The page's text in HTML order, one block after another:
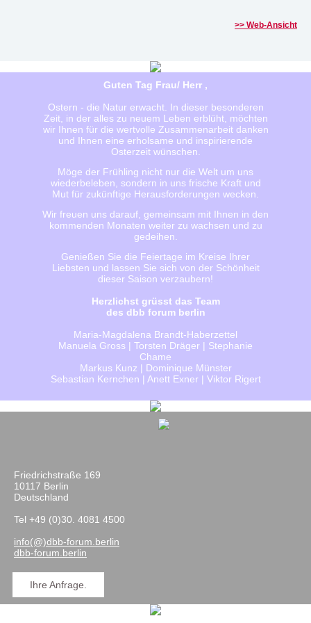
>> Web-Ansicht
Guten Tag Frau/ Herr ,
Ostern - die Natur erwacht. In dieser besonderen
Zeit, in der alles zu neuem Leben erblüht, möchten
wir Ihnen für die wertvolle Zusammenarbeit danken
und Ihnen eine erholsame und inspirierende
Osterzeit wünschen.
Möge der Frühling nicht nur die Welt um uns
wiederbeleben, sondern in uns frische Kraft und
Mut für zukünftige Herausforderungen wecken.
Wir freuen uns darauf, gemeinsam mit Ihnen in den
kommenden Monaten weiter zu wachsen und zu
gedeihen.
Genießen Sie die Feiertage im Kreise Ihrer
Liebsten und lassen Sie sich von der Schönheit
dieser Saison verzaubern!
Herzlichst grüsst das Team
des dbb forum berlin
Maria-Magdalena Brandt-Haberzettel
Manuela Gross | Torsten Dräger | Stephanie
Chame
Markus Kunz | Dominique Münster
Sebastian Kernchen | Anett Exner | Viktor Rigert
Friedrichstraße 169
10117 Berlin
Deutschland
Tel +49 (0)30. 4081 4500
info(@)dbb-forum.berlin
dbb-forum.berlin
Ihre Anfrage.